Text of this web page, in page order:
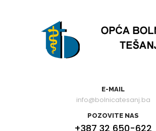
E-MAIL
info@bolnicatesanj.ba
POZOVITE NAS
+387 32 650-622